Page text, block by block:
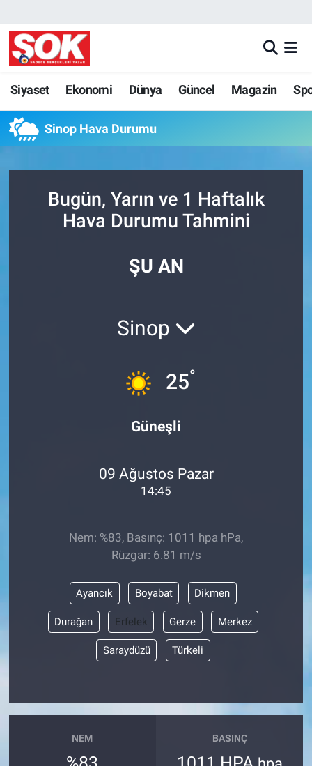
Siyaset Ekonomi Dünya Güncel Magazin
Sinop Hava Durumu
Bugün, Yarın ve 1 Haftalık
Hava Durumu Tahmini
ŞU AN
Sinop
25°
Güneşli
09 Ağustos Pazar
14:45
Nem: %83, Basınç: 1011 hpa hPa,
Rüzgar: 6.81 m/s
Ayancık Boyabat Dikmen
Durağan Erfelek Gerze Merkez
Saraydüzü Türkeli
NEM BASINÇ
GÜNDEM
DÜNYA
SPOR
KÜLTÜR SANAT
POLİTİKA
RESMİ İLANLAR
İLAN
Bize ulaşın
Nöbetçi Eczaneler
Hava Durumu
İstanbul Namaz Vakitleri
Süper Lig Puan Durumu ve Fikstür
Tüm Manşetler
Son Dakika Haberleri